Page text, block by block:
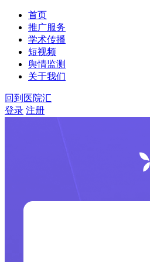
首页
推广服务
学术传播
短视频
舆情监测
关于我们
回到医院汇
登录 注册